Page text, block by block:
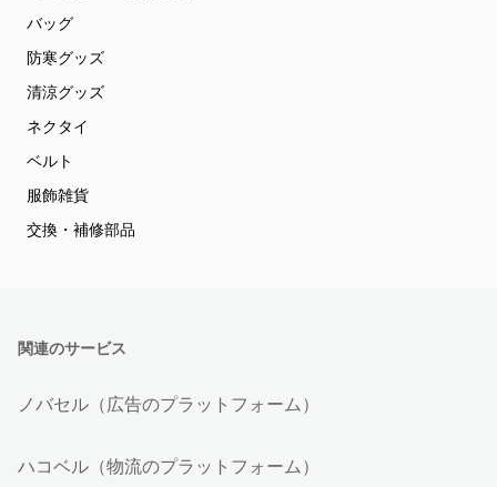
バッグ
防寒グッズ
清涼グッズ
ネクタイ
ベルト
服飾雑貨
交換・補修部品
関連のサービス
ノバセル（広告のプラットフォーム）
ハコベル（物流のプラットフォーム）